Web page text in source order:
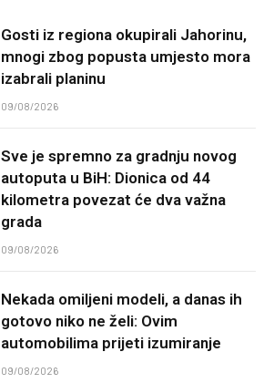
Gosti iz regiona okupirali Jahorinu,
mnogi zbog popusta umjesto mora
izabrali planinu
09/08/2026
Sve je spremno za gradnju novog
autoputa u BiH: Dionica od 44
kilometra povezat će dva važna
grada
09/08/2026
Nekada omiljeni modeli, a danas ih
gotovo niko ne želi: Ovim
automobilima prijeti izumiranje
09/08/2026